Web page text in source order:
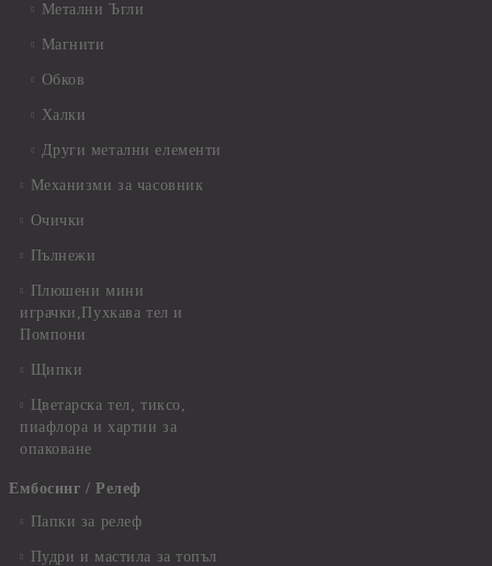
Метални Ъгли
Магнити
Обков
Халки
Други метални елементи
Механизми за часовник
Очички
Пълнежи
Плюшени мини
играчки,Пухкава тел и
Помпони
Щипки
Цветарска тел, тиксо,
пиафлора и хартии за
опаковане
Ембосинг / Релеф
Папки за релеф
Пудри и мастила за топъл